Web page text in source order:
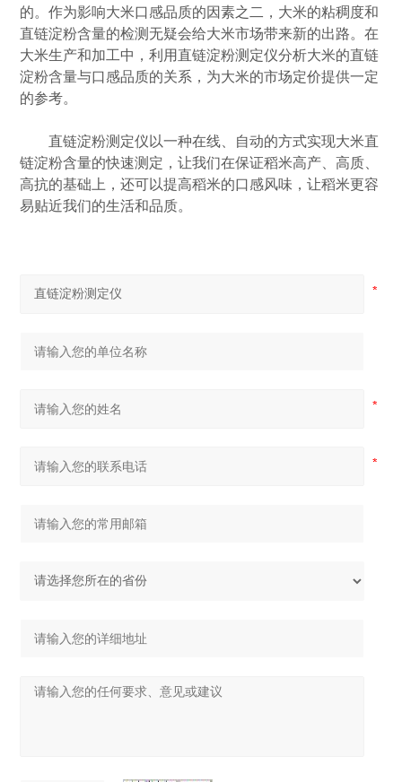
的。作为影响大米口感品质的因素之二，大米的粘稠度和
直链淀粉含量的检测无疑会给大米市场带来新的出路。在
大米生产和加工中，利用直链淀粉测定仪分析大米的直链
淀粉含量与口感品质的关系，为大米的市场定价提供一定
的参考。
直链淀粉测定仪以一种在线、自动的方式实现大米直
链淀粉含量的快速测定，让我们在保证稻米高产、高质、
高抗的基础上，还可以提高稻米的口感风味，让稻米更容
易贴近我们的生活和品质。